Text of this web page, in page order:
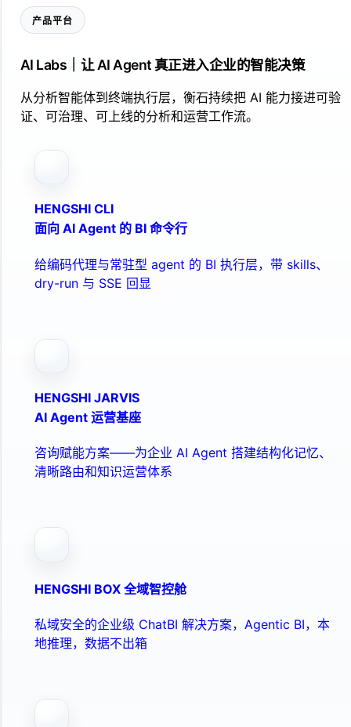
产品平台
AI Labs｜让 AI Agent 真正进入企业的智能决策
从分析智能体到终端执行层，衡石持续把 AI 能力接进可验
证、可治理、可上线的分析和运营工作流。
HENGSHI CLI
面向 AI Agent 的 BI 命令行
给编码代理与常驻型 agent 的 BI 执行层，带 skills、
dry-run 与 SSE 回显
HENGSHI JARVIS
AI Agent 运营基座
咨询赋能方案——为企业 AI Agent 搭建结构化记忆、
清晰路由和知识运营体系
HENGSHI BOX 全域智控舱
私域安全的企业级 ChatBI 解决方案，Agentic BI，本
地推理，数据不出箱